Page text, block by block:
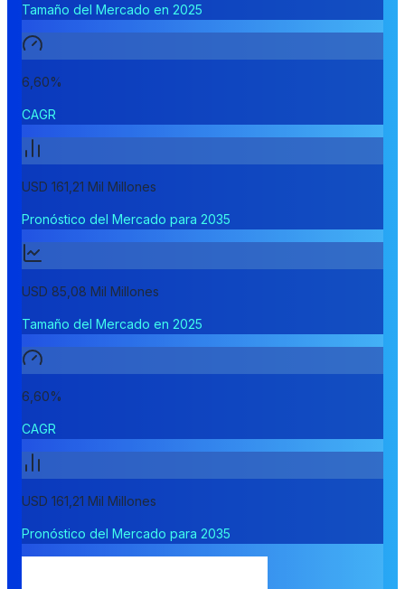
Tamaño del Mercado en 2025
6,60%
CAGR
USD 161,21 Mil Millones
Pronóstico del Mercado para 2035
USD 85,08 Mil Millones
Tamaño del Mercado en 2025
6,60%
CAGR
USD 161,21 Mil Millones
Pronóstico del Mercado para 2035